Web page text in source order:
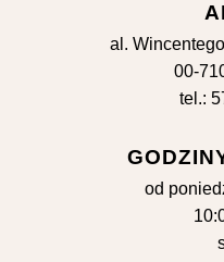
al.
00-
tel.:
od